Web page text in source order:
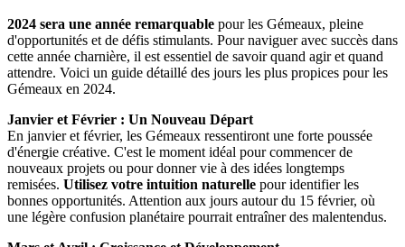
2024 sera une année remarquable pour les Gémeaux, pleine
d'opportunités et de défis stimulants. Pour naviguer avec succès dans
cette année charnière, il est essentiel de savoir quand agir et quand
attendre. Voici un guide détaillé des jours les plus propices pour les
Gémeaux en 2024.
Janvier et Février : Un Nouveau Départ
En janvier et février, les Gémeaux ressentiront une forte poussée
d'énergie créative. C'est le moment idéal pour commencer de
nouveaux projets ou pour donner vie à des idées longtemps
remisées. Utilisez votre intuition naturelle pour identifier les
bonnes opportunités. Attention aux jours autour du 15 février, où
une légère confusion planétaire pourrait entraîner des malentendus.